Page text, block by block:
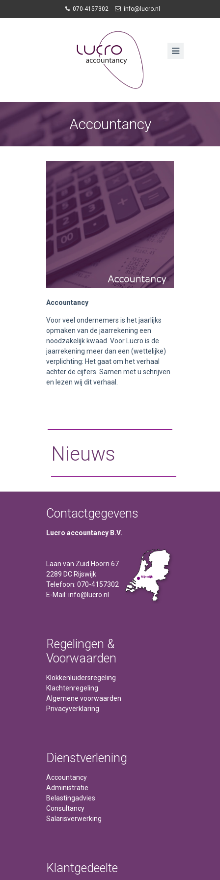
070-4157302 info@lucro.nl
Accountancy
Accountancy
Voor veel ondernemers is het jaarlijks
opmaken van de jaarrekening een
noodzakelijk kwaad. Voor Lucro is de
jaarrekening meer dan een (wettelijke)
verplichting: Het gaat om het verhaal
achter de cijfers. Samen met u schrijven
en lezen wij dit verhaal.
Nieuws
Contactgegevens
Lucro accountancy B.V.
Laan van Zuid Hoorn 67
2289 DC Rijswijk
Telefoon: 070-4157302
E-Mail: info@lucro.nl
Regelingen &
Voorwaarden
Klokkenluidersregeling
Klachtenregeling
Algemene voorwaarden
Privacyverklaring
Dienstverlening
Accountancy
Administratie
Belastingadvies
Consultancy
Salarisverwerking
Klantgedeelte